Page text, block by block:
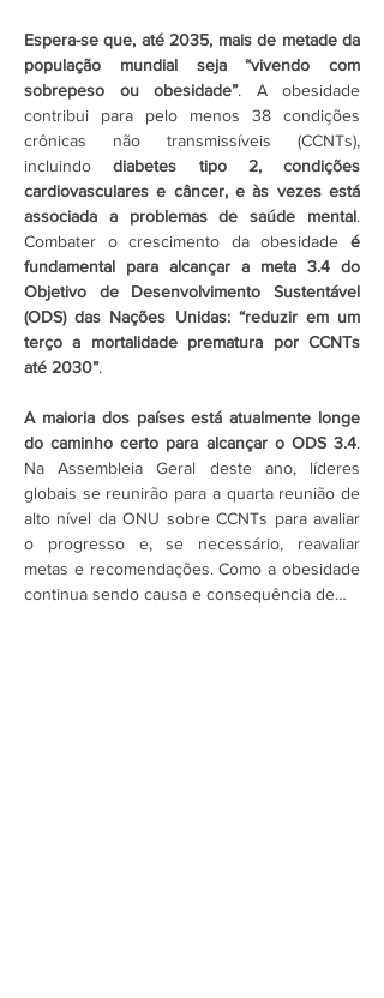
Espera-se que, até 2035, mais de metade da
população mundial seja “vivendo com
sobrepeso ou obesidade”. A obesidade
contribui para pelo menos 38 condições
crônicas não transmissíveis (CCNTs),
incluindo diabetes tipo 2, condições
cardiovasculares e câncer, e às vezes está
associada a problemas de saúde mental.
Combater o crescimento da obesidade é
fundamental para alcançar a meta 3.4 do
Objetivo de Desenvolvimento Sustentável
(ODS) das Nações Unidas: “reduzir em um
terço a mortalidade prematura por CCNTs
até 2030”.
A maioria dos países está atualmente longe
do caminho certo para alcançar o ODS 3.4.
Na Assembleia Geral deste ano, líderes
globais se reunirão para a quarta reunião de
alto nível da ONU sobre CCNTs para avaliar
o progresso e, se necessário, reavaliar
metas e recomendações. Como a obesidade
continua sendo causa e consequência de…